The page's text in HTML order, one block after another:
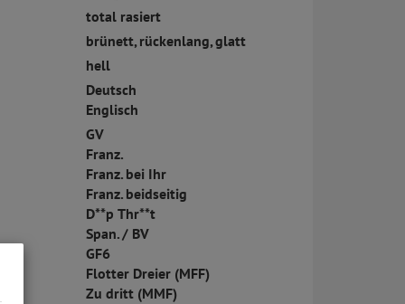
total rasiert
brünett, rückenlang, glatt
hell
Deutsch
Englisch
GV
Franz.
Franz. bei Ihr
Franz. beidseitig
D**p Thr**t
Span. / BV
GF6
Flotter Dreier (MFF)
Zu dritt (MMF)